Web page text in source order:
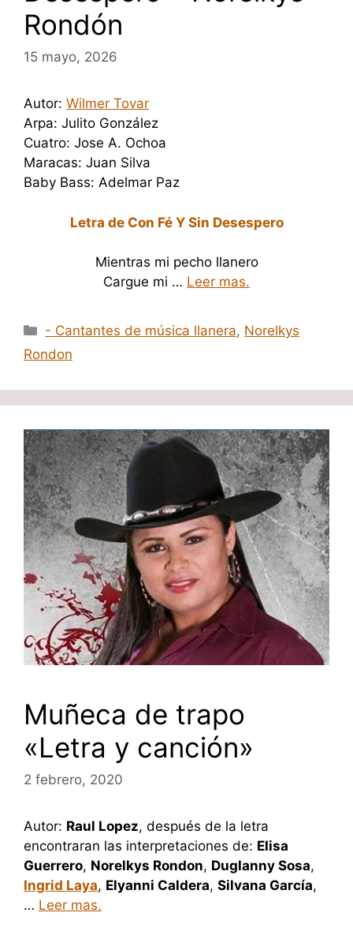
Rondón
15 mayo, 2026
Autor: Wilmer Tovar
Arpa: Julito González
Cuatro: Jose A. Ochoa
Maracas: Juan Silva
Baby Bass: Adelmar Paz
Letra de Con Fé Y Sin Desespero
Mientras mi pecho llanero
Cargue mi … Leer mas.
Categorías
- Cantantes de música llanera, Norelkys
Rondon
Muñeca de trapo
«Letra y canción»
2 febrero, 2020
Autor: Raul Lopez, después de la letra
encontraran las interpretaciones de: Elisa
Guerrero, Norelkys Rondon, Duglanny Sosa,
Ingrid Laya, Elyanni Caldera, Silvana García,
… Leer mas.